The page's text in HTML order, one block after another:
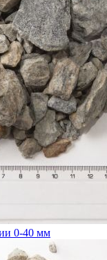
0-40 мм